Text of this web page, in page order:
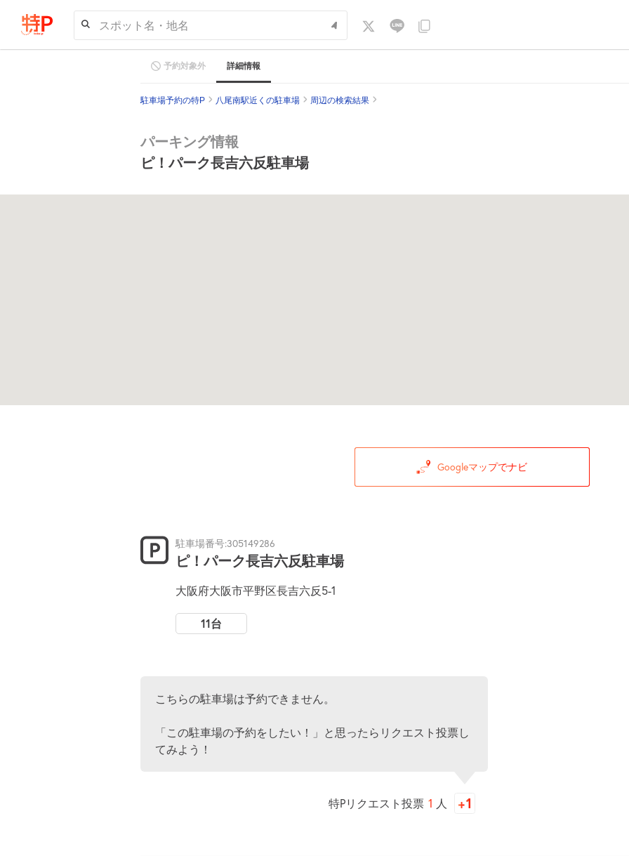
スポット名・地名
予約対象外 詳細情報
駐車場予約の特P 八尾南駅近くの駐車場 周辺の検索結果
パーキング情報
ピ！パーク長吉六反駐車場
Googleマップでナビ
駐車場番号:305149286
ピ！パーク長吉六反駐車場
大阪府大阪市平野区長吉六反5-1
11台
こちらの駐車場は予約できません。
「この駐車場の予約をしたい！」と思ったらリクエスト投票し
てみよう！
特Pリクエスト投票 1 人